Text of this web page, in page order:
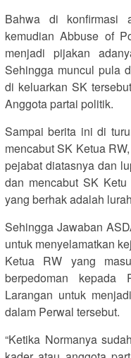
Bahwa di konfirmasi
kemudian Abbuse of
menjadi pijakan
Sehingga muncul pula
di keluarkan SK
Anggota partai politik.
Sampai berita ini di
mencabut SK Ketua
pejabat diatasnya dan
dan mencabut SK
yang berhak adalah
Sehingga Jawaban
untuk menyelamatkan
Ketua RW yang
berpedoman
Larangan untuk
dalam Perwal tersebut.
“Ketika Normanya